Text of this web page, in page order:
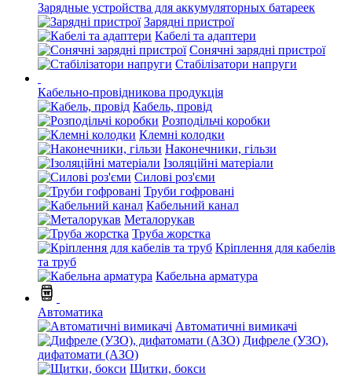
Зарядные устройства для аккумуляторных батареек
Зарядні пристрої
Кабелі та адаптери
Сонячні зарядні пристрої
Стабілізатори напруги
Кабельно-провідникова продукція
Кабель, провід
Розподільчі коробки
Клемні колодки
Наконечники, гільзи
Ізоляційні матеріали
Силові роз'єми
Труби гофровані
Кабельний канал
Металорукав
Труба жорстка
Кріплення для кабелів
та труб
Кабельна арматура
Автоматика
Автоматичні вимикачі
Дифреле (УЗО),
дифатомати (АЗО)
Щитки, бокси